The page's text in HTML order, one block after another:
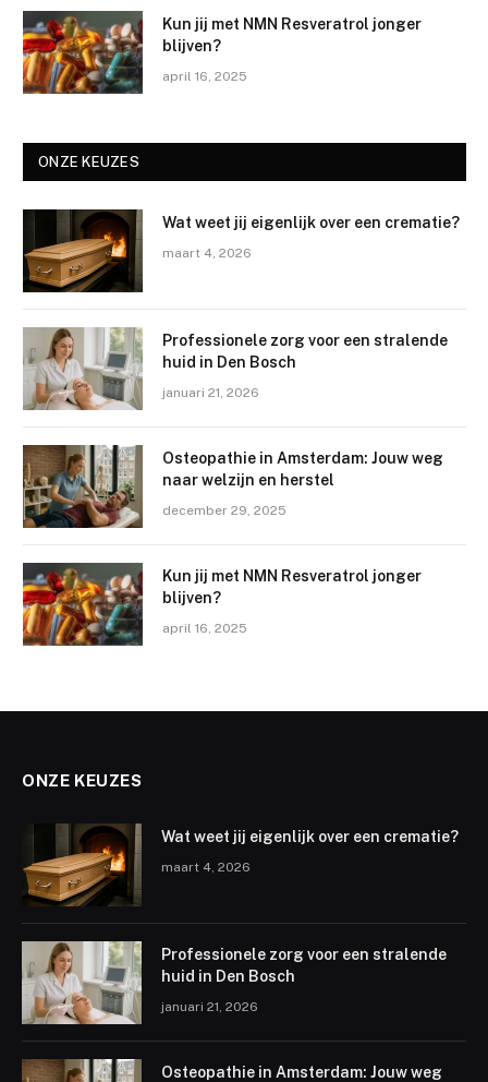
Kun jij met NMN Resveratrol jonger
blijven?
april 16, 2025
ONZE KEUZES
Wat weet jij eigenlijk over een crematie?
maart 4, 2026
Professionele zorg voor een stralende
huid in Den Bosch
januari 21, 2026
Osteopathie in Amsterdam: Jouw weg
naar welzijn en herstel
december 29, 2025
Kun jij met NMN Resveratrol jonger
blijven?
april 16, 2025
ONZE KEUZES
Wat weet jij eigenlijk over een crematie?
maart 4, 2026
Professionele zorg voor een stralende
huid in Den Bosch
januari 21, 2026
Osteopathie in Amsterdam: Jouw weg